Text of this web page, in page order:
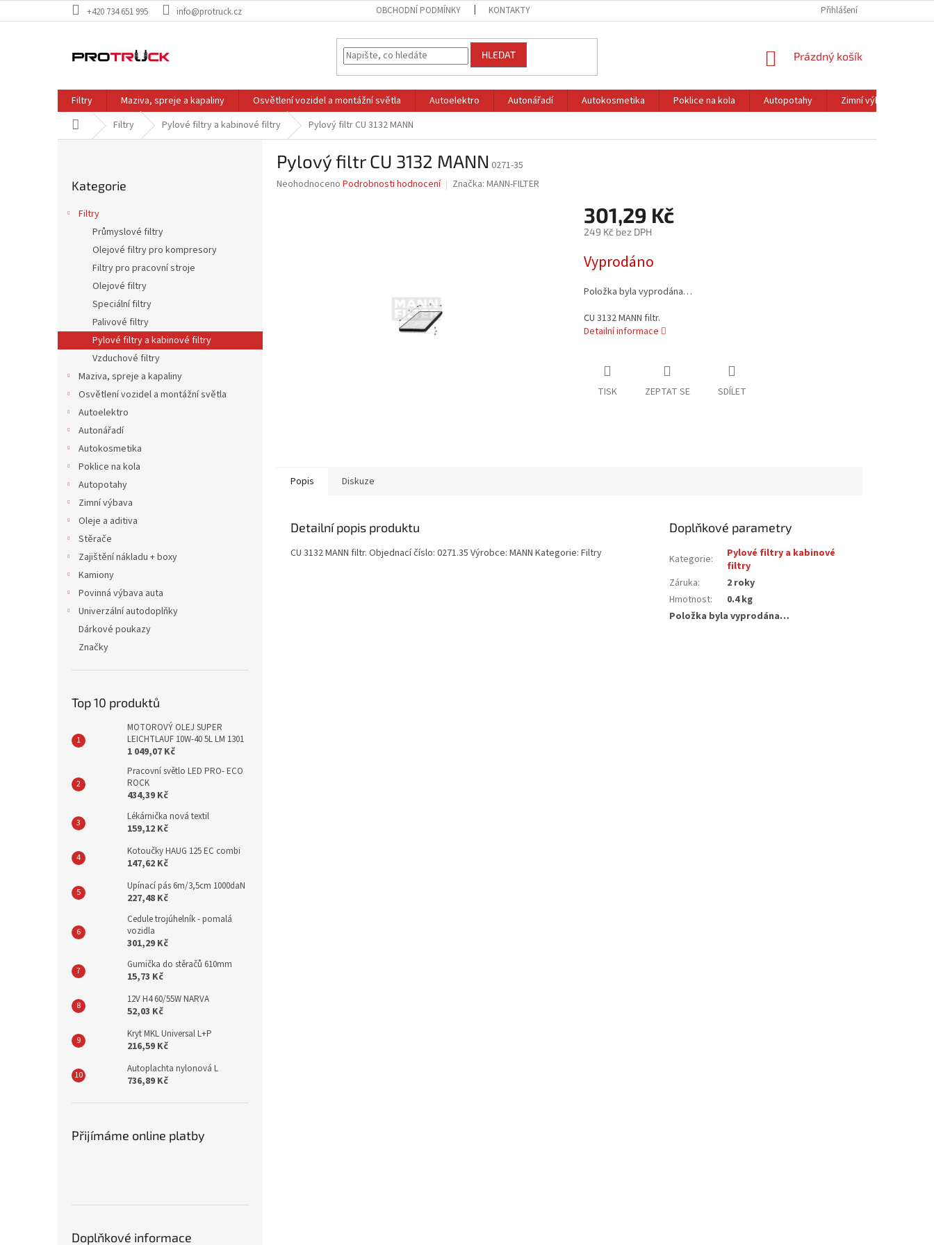
na
+420 734 651 995 info@protruck.cz OBCHODNÍ PODMÍNKY KONTAKTY Přihlášení
HLEDAT
NÁKUPNÍ
Prázdný košík
Filtry Maziva, spreje a kapaliny Osvětlení vozidel a montážní světla Autoelektro Autonářadí Autokosmetika Poklice na kola Autopotahy Zimní výbava
Domů Filtry Pylové filtry a kabinové filtry Pylový filtr CU 3132 MANN
e
l
kategorie
Kategorie
Filtry
Průmyslové filtry
Olejové filtry pro kompresory
Filtry pro pracovní stroje
Olejové filtry
Speciální filtry
Palivové filtry
Pylové filtry a kabinové filtry
Vzduchové filtry
Maziva, spreje a kapaliny
Osvětlení vozidel a montážní světla
Autoelektro
Autonářadí
Autokosmetika
Poklice na kola
Autopotahy
Zimní výbava
Oleje a aditiva
Stěrače
Zajištění nákladu + boxy
Kamiony
Povinná výbava auta
Univerzální autodoplňky
Dárkové poukazy
Značky
Top 10 produktů
MOTOROVÝ OLEJ SUPER
LEICHTLAUF 10W-40 5L LM 1301
1 049,07 Kč
Pracovní světlo LED PRO- ECO
ROCK
434,39 Kč
Lékárnička nová textil
159,12 Kč
Kotoučky HAUG 125 EC combi
147,62 Kč
Upínací pás 6m/3,5cm 1000daN
227,48 Kč
Cedule trojúhelník - pomalá
vozidla
301,29 Kč
Gumička do stěračů 610mm
15,73 Kč
12V H4 60/55W NARVA
52,03 Kč
Kryt MKL Universal L+P
216,59 Kč
Autoplachta nylonová L
736,89 Kč
Přijímáme online platby
Doplňkové informace
Pylový filtr CU 3132 MANN 0271-35
Průměrné
Neohodnoceno Podrobnosti hodnocení Značka: MANN-FILTER
301,29 Kč
249 Kč bez DPH
cena:
Vyprodáno
Položka byla vyprodána…
CU 3132 MANN filtr.
Detailní informace
TISK ZEPTAT SE SDÍLET
Popis Diskuze
Detailní popis produktu
CU 3132 MANN filtr. Objednací číslo: 0271.35 Výrobce: MANN Kategorie: Filtry
Doplňkové parametry
Kategorie:
Pylové filtry a kabinové
filtry
Záruka:
2 roky
Hmotnost:
0.4 kg
Položka byla vyprodána…